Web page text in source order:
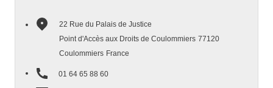
22 Rue du Palais de Justice
Point d'Accès aux Droits de Coulommiers 77120
Coulommiers France
01 64 65 88 60